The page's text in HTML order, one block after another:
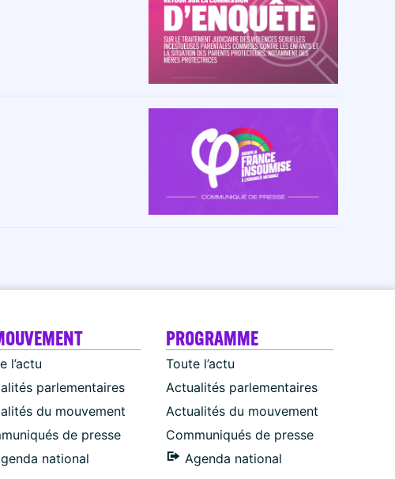
l’actu
parlementaires
du mouvement
de presse
national
PROGRAMME
Toute l’actu
Actualités parlementaires
Actualités du mouvement
Communiqués de presse
Agenda national